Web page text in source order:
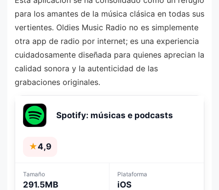
para los amantes de la música clásica en todas sus
vertientes. Oldies Music Radio no es simplemente
otra app de radio por internet; es una experiencia
cuidadosamente diseñada para quienes aprecian la
calidad sonora y la autenticidad de las
grabaciones originales.
Spotify: músicas e podcasts
★4,9
Tamaño
291.5MB
Plataforma
iOS